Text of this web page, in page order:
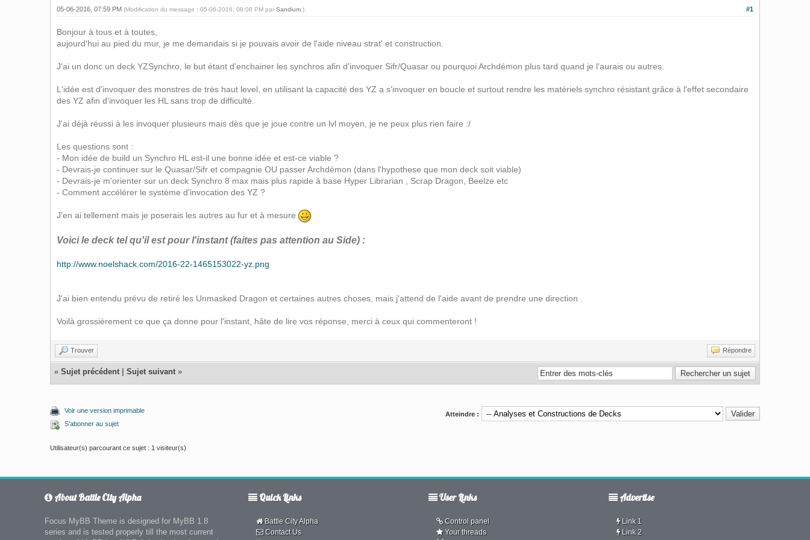
#1
05-06-2016, 07:59 PM (Modification du message : 05-06-2016, 08:08 PM par Sandium.)
Bonjour à tous et à toutes,
aujourd'hui au pied du mur, je me demandais si je pouvais avoir de l'aide niveau strat' et construction.
J'ai un donc un deck YZSynchro, le but étant d'enchainer les synchros afin d'invoquer Sifr/Quasar ou pourquoi Archdémon plus tard quand je l'aurais ou autres.
L'idée est d'invoquer des monstres de très haut level, en utilisant la capacité des YZ a s'invoquer en boucle et surtout rendre les matériels synchro résistant grâce à l'effet secondaire
des YZ afin d'invoquer les HL sans trop de difficulté.
J'ai déjà réussi à les invoquer plusieurs mais dès que je joue contre un lvl moyen, je ne peux plus rien faire :/
Les questions sont :
- Mon idée de build un Synchro HL est-il une bonne idée et est-ce viable ?
- Devrais-je continuer sur le Quasar/Sifr et compagnie OU passer Archdémon (dans l'hypothese que mon deck soit viable)
- Devrais-je m'orienter sur un deck Synchro 8 max mais plus rapide à base Hyper Librarian , Scrap Dragon, Beelze etc
- Comment accélérer le système d'invocation des YZ ?
J'en ai tellement mais je poserais les autres au fur et à mesure
Voici le deck tel qu'il est pour l'instant (faites pas attention au Side) :
http://www.noelshack.com/2016-22-1465153022-yz.png
J'ai bien entendu prévu de retiré les Unmasked Dragon et certaines autres choses, mais j'attend de l'aide avant de prendre une direction .
Voilà grossièrement ce que ça donne pour l'instant, hâte de lire vos réponse, merci à ceux qui commenteront !
Trouver Répondre
« Sujet précédent| Sujet suivant»
Voir une version imprimable
S’abonner au sujet
Atteindre :
Utilisateur(s) parcourant ce sujet : 1 visiteur(s)
About Battle City Alpha
Focus MyBB Theme is designed for MyBB 1.8
series and is tested properly till the most current
Quick Links
Battle City Alpha
Contact Us
User Links
Control panel
Your threads
Advertise
Link 1
Link 2